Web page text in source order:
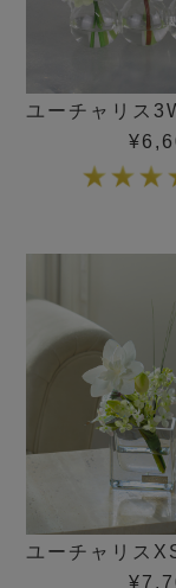
ユーチャリス
ユーチャリス